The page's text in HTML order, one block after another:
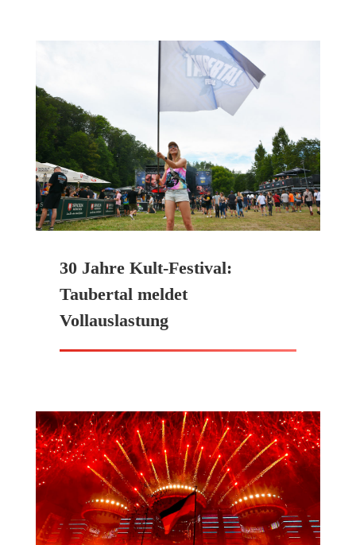
30 Jahre Kult-Festival:
Taubertal meldet
Vollauslastung